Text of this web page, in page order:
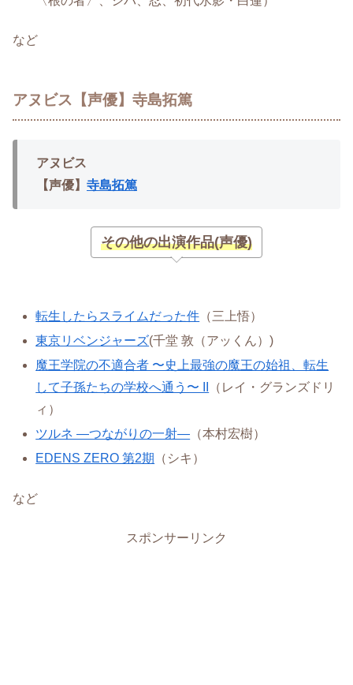
など
アヌビス【声優】寺島拓篤
アヌビス
【声優】 寺島拓篤
その他の出演作品(声優)
転生したらスライムだった件 （三上悟）
東京リベンジャーズ(千堂 敦（アッくん）)
魔王学院の不適合者 〜史上最強の魔王の始祖、転生
して子孫たちの学校へ通う〜 II
（レイ・グランズドリ
ィ）
ツルネ ―つながりの一射― （本村宏樹）
EDENS ZERO 第2期
（シキ）
など
スポンサーリンク